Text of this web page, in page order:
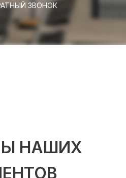
ЗВОНОК
НАШИХ